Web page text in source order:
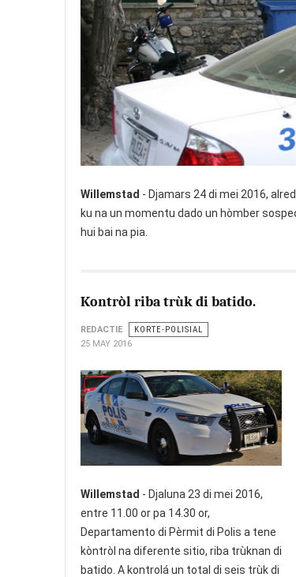
Willemstad - Djamars 24 di mei 2016,
ku na un momentu dado un hòmber
hui bai na pia.
Kontròl riba trùk di batido.
REDACTIE
KORTE-POLISIAL
25 MAY 2016
Willemstad - Djaluna 23 di mei 2016,
entre 11.00 or pa 14.30 or,
Departamento di Pèrmit di Polis a tene
kòntròl na diferente sitio, riba trùknan di
batido. A kontrolá un total di seis trùk di